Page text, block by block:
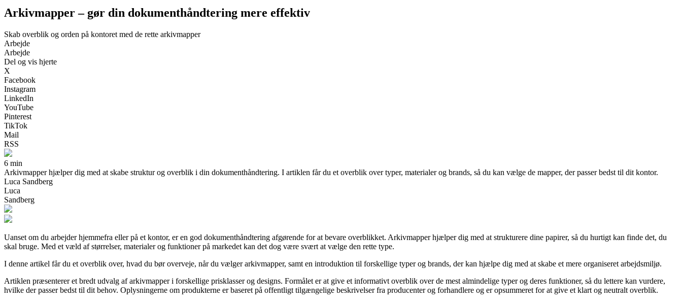
Arkivmapper – gør din dokumenthåndtering mere effektiv
Skab overblik og orden på kontoret med de rette arkivmapper
Arbejde
Arbejde
Del og vis hjerte
X
Facebook
Instagram
LinkedIn
YouTube
Pinterest
TikTok
Mail
RSS
6 min
Arkivmapper hjælper dig med at skabe struktur og overblik i din dokumenthåndtering. I artiklen får du et overblik over typer, materialer og brands, så du kan vælge de mapper, der passer bedst til dit kontor.
Luca Sandberg
Luca
Sandberg
Uanset om du arbejder hjemmefra eller på et kontor, er en god dokumenthåndtering afgørende for at bevare overblikket. Arkivmapper hjælper dig med at strukturere dine papirer, så du hurtigt kan finde det, du
skal bruge. Med et væld af størrelser, materialer og funktioner på markedet kan det dog være svært at vælge den rette type.
I denne artikel får du et overblik over, hvad du bør overveje, når du vælger arkivmapper, samt en introduktion til forskellige typer og brands, der kan hjælpe dig med at skabe et mere organiseret arbejdsmiljø.
Artiklen præsenterer et bredt udvalg af arkivmapper i forskellige prisklasser og designs. Formålet er at give et informativt overblik over de mest almindelige typer og deres funktioner, så du lettere kan vurdere,
hvilke der passer bedst til dit behov. Oplysningerne om produkterne er baseret på offentligt tilgængelige beskrivelser fra producenter og forhandlere og er opsummeret for at give et klart og neutralt overblik.